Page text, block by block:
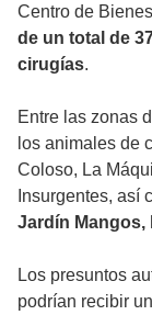
Centro de
de un total de
cirugías.
Entre las zonas
los animales de
Coloso, La
Insurgentes, así
Jardín Mangos,
Los presuntos
podrían recibir